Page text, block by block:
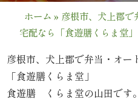
品
一
覧
ホーム » 彦根市、犬上郡で
宅配なら「食遊膳くらま堂」
彦根市、犬上郡で弁当・オー
「食遊膳くらま堂」
食遊膳 くらま堂の山田です。